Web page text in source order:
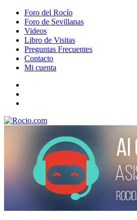
Foro del Rocío
Foro de Sevillanas
Videos
Libro de Visitas
Preguntas Frecuentes
Contacto
Mi cuenta